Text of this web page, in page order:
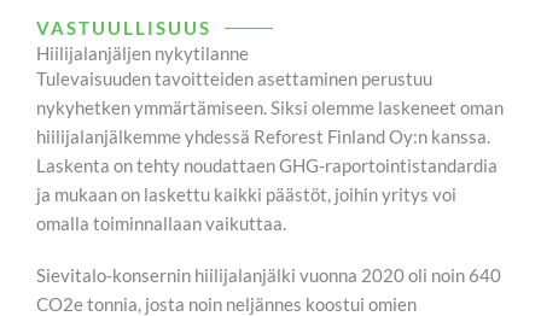
VASTUULLISUUS
Hiilijalanjäljen nykytilanne
Tulevaisuuden tavoitteiden asettaminen perustuu
nykyhetken ymmärtämiseen. Siksi olemme laskeneet oman
hiilijalanjälkemme yhdessä Reforest Finland Oy:n kanssa.
Laskenta on tehty noudattaen GHG-raportointistandardia
ja mukaan on laskettu kaikki päästöt, joihin yritys voi
omalla toiminnallaan vaikuttaa.
Sievitalo-konsernin hiilijalanjälki vuonna 2020 oli noin 640
CO2e tonnia, josta noin neljännes koostui omien